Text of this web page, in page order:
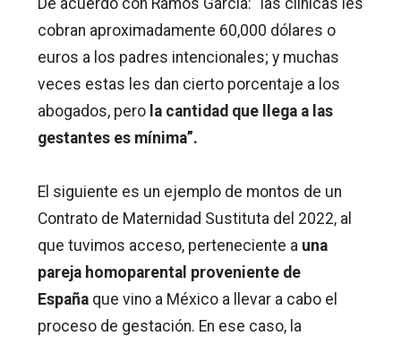
cobran aproximadamente 60,000 dólares o
euros a los padres intencionales; y muchas
veces estas les dan cierto porcentaje a los
abogados, pero la cantidad que llega a las
gestantes es mínima”.
El siguiente es un ejemplo de montos de un
Contrato de Maternidad Sustituta del 2022, al
que tuvimos acceso, perteneciente a una
pareja homoparental proveniente de
España que vino a México a llevar a cabo el
proceso de gestación. En ese caso, la